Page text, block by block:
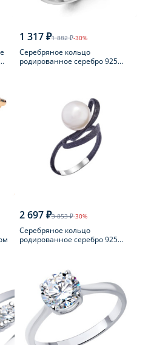
1 317 ₽1 882 ₽-30%
Серебряное кольцо
родированное серебро 925
2 697 ₽3 853 ₽-30%
Серебряное кольцо
родированное серебро 925